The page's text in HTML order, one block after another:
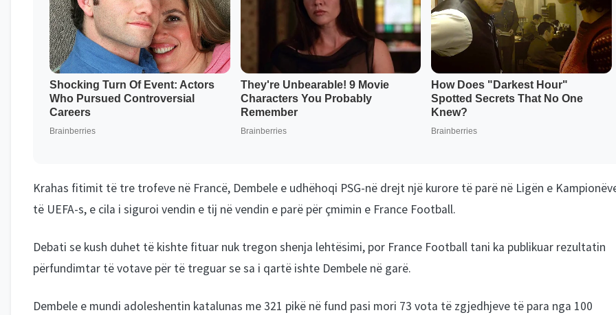
Krahas fitimit të tre trofeve në Francë, Dembele e udhëhoqi PSG-në drejt një kurore të parë në Ligën e
të UEFA-s, e cila i siguroi vendin e tij në vendin e parë për çmimin e France Football.
Debati se kush duhet të kishte fituar nuk tregon shenja lehtësimi, por France Football tani ka publikuar rezultatin
përfundimtar të votave për të treguar se sa i qartë ishte Dembele në garë.
Dembele e mundi adoleshentin katalunas me 321 pikë në fund pasi mori 73 vota të zgjedhjeve të para nga 100